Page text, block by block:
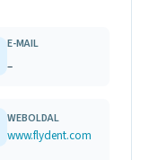
E-MAIL
–
WEBOLDAL
www.flydent.com